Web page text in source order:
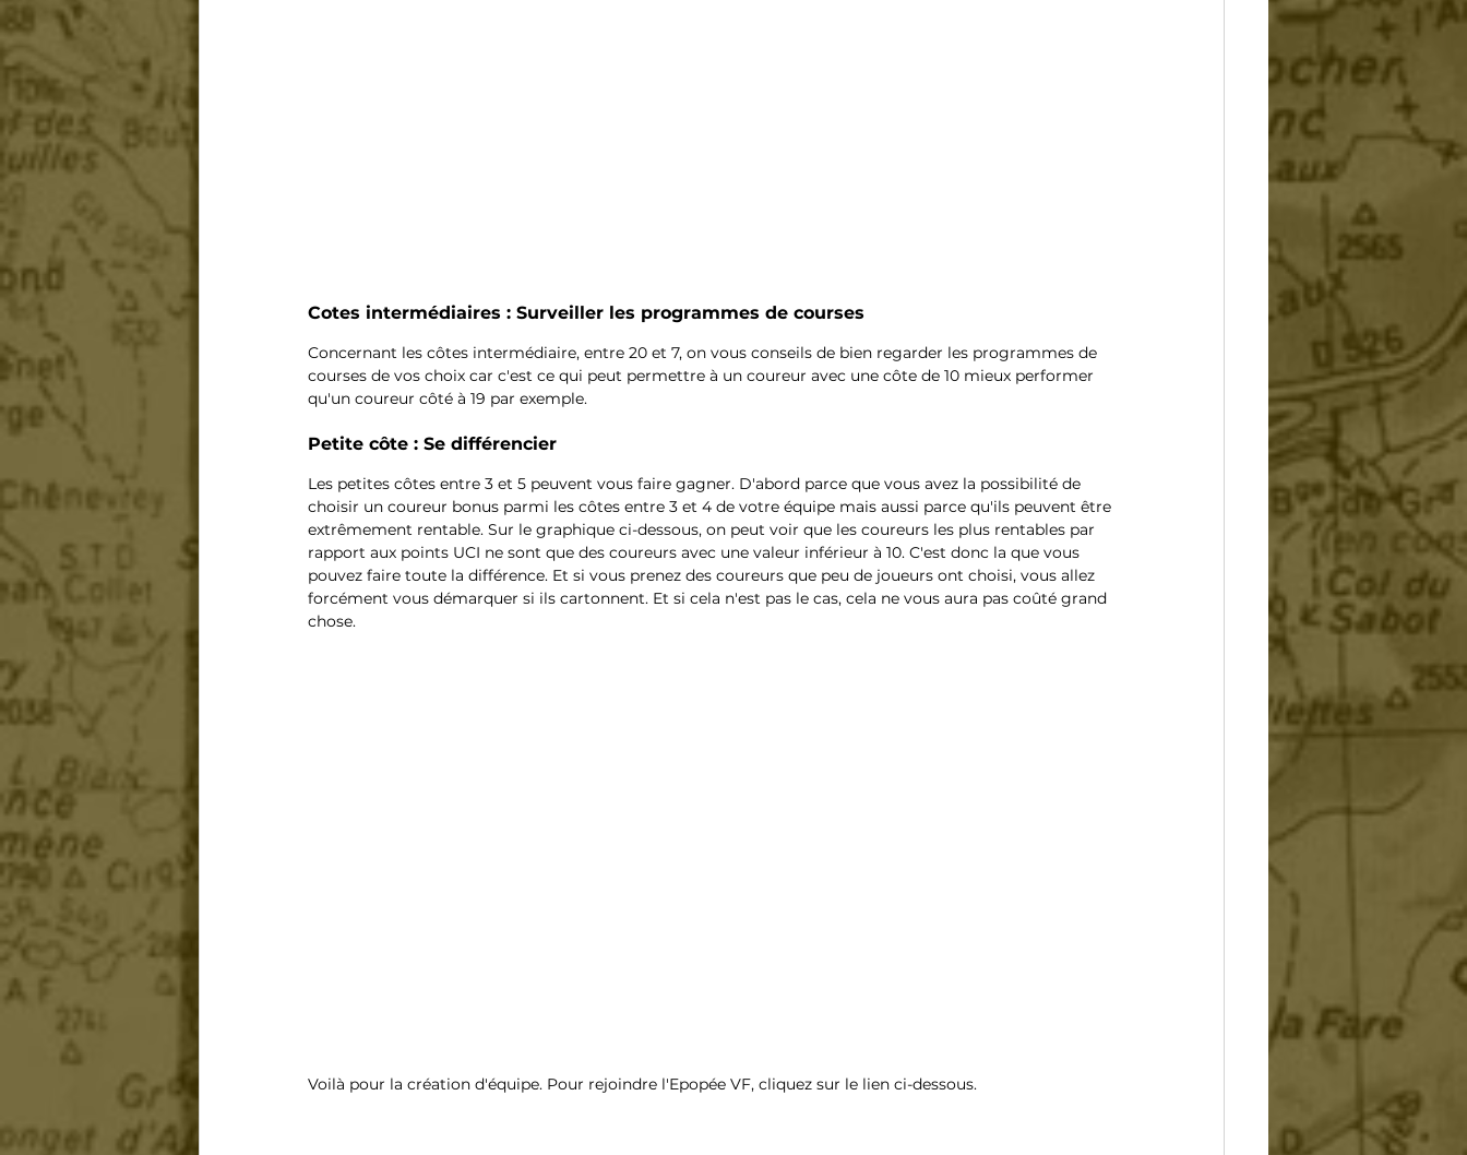
Cotes intermédiaires : Surveiller les programmes de courses
Concernant les côtes intermédiaire, entre 20 et 7, on vous conseils de bien regarder les programmes de
courses de vos choix car c'est ce qui peut permettre à un coureur avec une côte de 10 mieux performer
qu'un coureur côté à 19 par exemple.
Petite côte : Se différencier
Les petites côtes entre 3 et 5 peuvent vous faire gagner. D'abord parce que vous avez la possibilité de
choisir un coureur bonus parmi les côtes entre 3 et 4 de votre équipe mais aussi parce qu'ils peuvent être
extrêmement rentable. Sur le graphique ci-dessous, on peut voir que les coureurs les plus rentables par
rapport aux points UCI ne sont que des coureurs avec une valeur inférieur à 10. C'est donc la que vous
pouvez faire toute la différence. Et si vous prenez des coureurs que peu de joueurs ont choisi, vous allez
forcément vous démarquer si ils cartonnent. Et si cela n'est pas le cas, cela ne vous aura pas coûté grand
chose.
Voilà pour la création d'équipe. Pour rejoindre l'Epopée VF, cliquez sur le lien ci-dessous.